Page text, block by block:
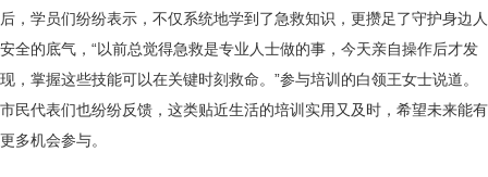
后，学员们纷纷表示，不仅系统地学到了急救知识，更攒足了守护身边人
安全的底气，“以前总觉得急救是专业人士做的事，今天亲自操作后才发
现，掌握这些技能可以在关键时刻救命。”参与培训的白领王女士说道。
市民代表们也纷纷反馈，这类贴近生活的培训实用又及时，希望未来能有
更多机会参与。